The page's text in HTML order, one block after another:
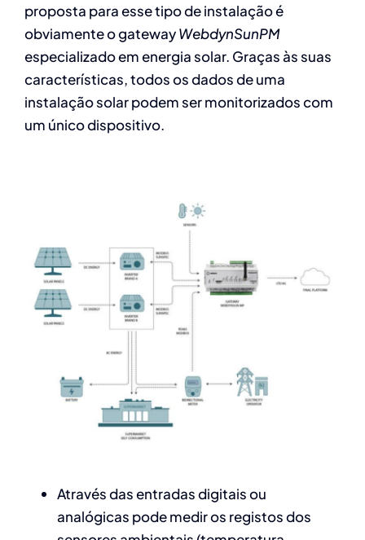
proposta para esse tipo de instalação é
obviamente o gatewayWebdynSunPM
especializado em energia solar. Graças às suas
características, todos os dados de uma
instalação solar podem ser monitorizados com
um único dispositivo.
Através das entradas digitais ou
analógicas pode medir os registos dos